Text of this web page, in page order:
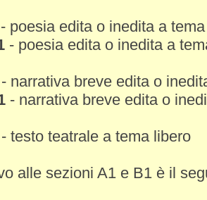
- poesia edita o inedita a
- poesia edita o inedita a
- narrativa breve edita o
- narrativa breve edita o
- testo teatrale a tema libero
alle sezioni A1 e B1 è il